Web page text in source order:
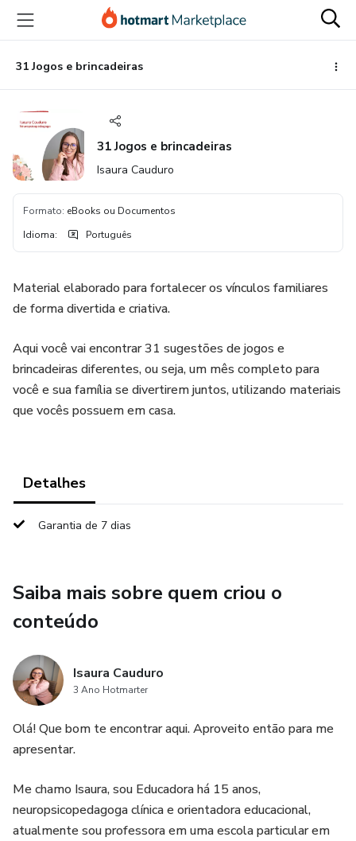
para
conteúdo
principal
para
pagamento
para
rodapé
31 Jogos e brincadeiras
31 Jogos e brincadeiras
Isaura Cauduro
Formato: eBooks ou Documentos
Idioma: Português
Material elaborado para fortalecer os vínculos familiares
de forma divertida e criativa.
Aqui você vai encontrar 31 sugestões de jogos e
brincadeiras diferentes, ou seja, um mês completo para
você e sua família se divertirem juntos, utilizando materiais
que vocês possuem em casa.
Detalhes
Garantia de 7 dias
Saiba mais sobre quem criou o
conteúdo
Isaura Cauduro
3 Ano Hotmarter
Olá! Que bom te encontrar aqui. Aproveito então para me
apresentar.
Me chamo Isaura, sou Educadora há 15 anos,
neuropsicopedagoga clínica e orientadora educacional,
atualmente sou professora em uma escola particular em